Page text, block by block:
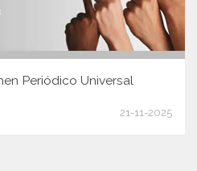
Periódico Universal
21-11-2025